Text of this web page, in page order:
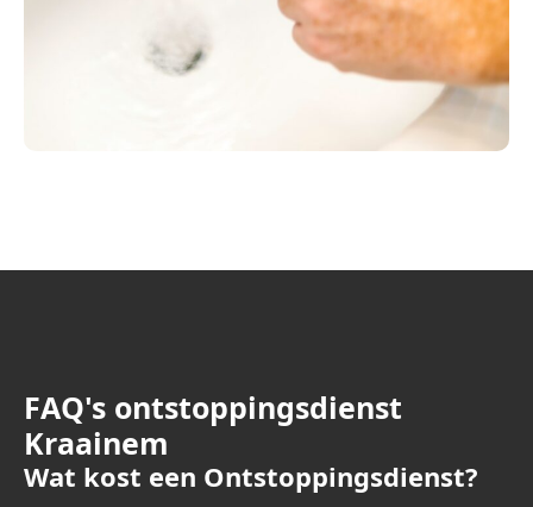
FAQ's ontstoppingsdienst
Kraainem
Wat kost een Ontstoppingsdienst?